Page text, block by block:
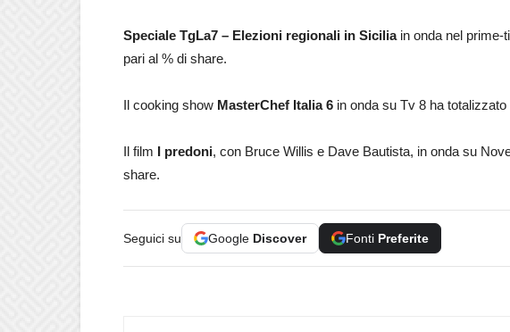
Speciale TgLa7 – Elezioni regionali in Siciliain onda nel prime-
pari al % di share.
Il cooking show MasterChef Italia 6 in onda su Tv 8 ha
Il film I predoni, con Bruce Willis e Dave Bautista, in onda su
share.
Seguici su Google Discover Fonti Preferite